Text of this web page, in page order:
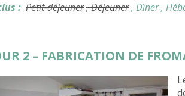
: Petit-déjeuner, Déjeuner, Dîner,
2 – FABRICATION DE